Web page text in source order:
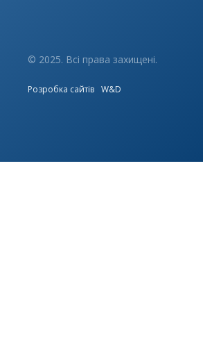
© 2025. Всі права захищені.
Розробка сайтів W&D